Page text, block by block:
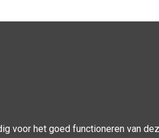
voor het goed functioneren van